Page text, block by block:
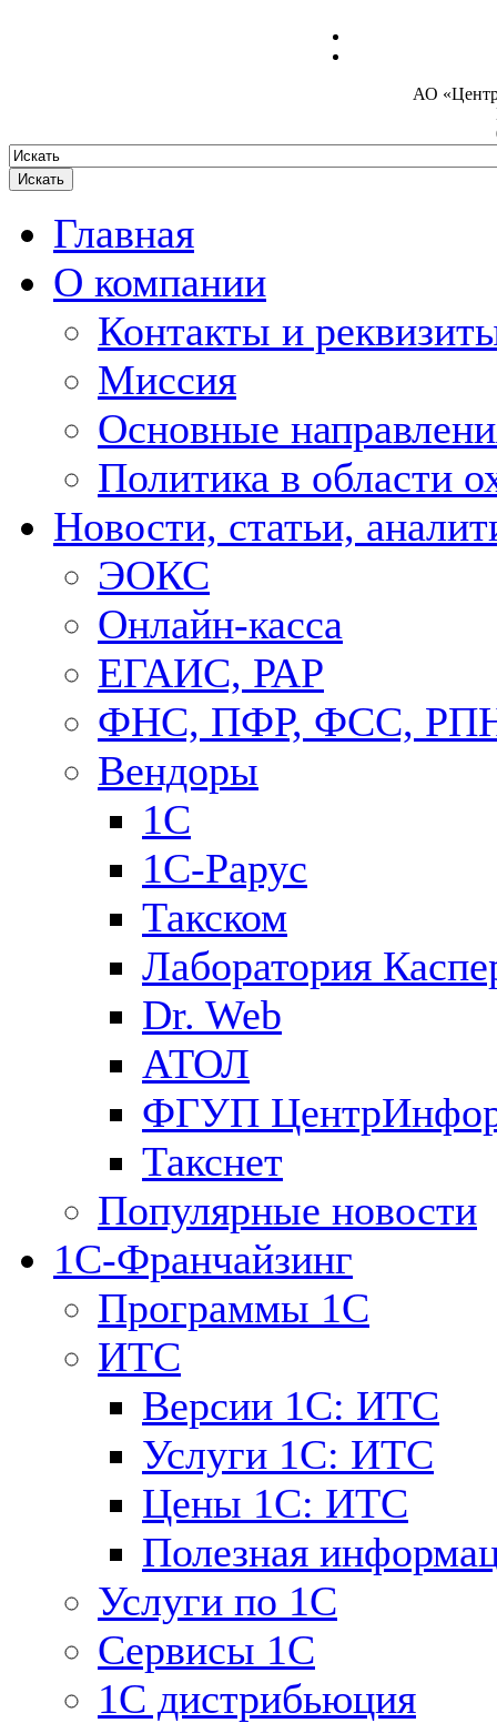
АО
Главная
О компании
Контакты и
Миссия
Основные
Политика в области
Новости, статьи,
ЭОКС
Онлайн-касса
ЕГАИС, РАР
ФНС, ПФР, ФСС,
Вендоры
1С
1C-Рарус
Такском
Лаборатория
Dr. Web
АТОЛ
ФГУП
Такснет
Популярные новости
1С-Франчайзинг
Программы 1С
ИТС
Версии 1С: ИТС
Услуги 1С: ИТС
Цены 1С: ИТС
Полезная
Услуги по 1С
Сервисы 1С
1С дистрибьюция